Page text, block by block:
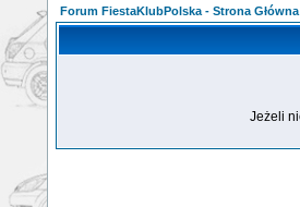
Forum FiestaKlubPolska - Strona Główna
Jeżeli